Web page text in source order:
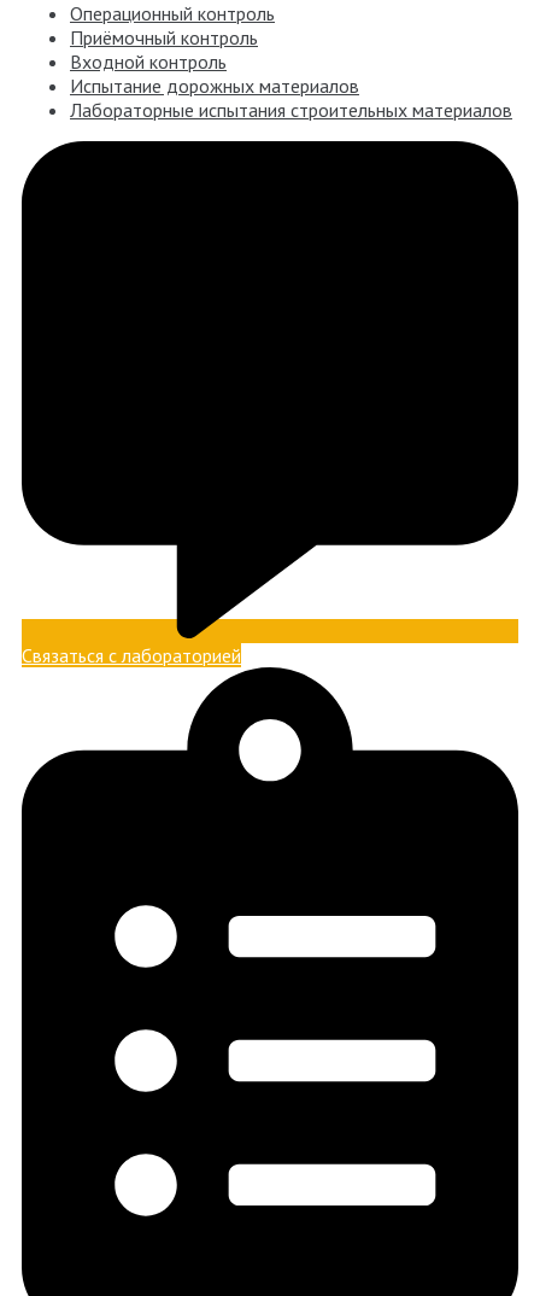
Операционный контроль
Приёмочный контроль
Входной контроль
Испытание дорожных материалов
Лабораторные испытания строительных материалов
Связаться с лабораторией